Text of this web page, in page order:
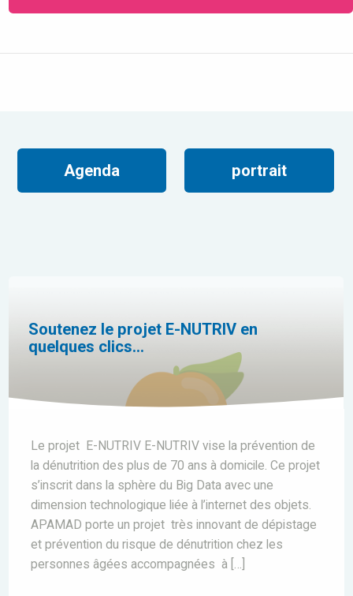
Agenda portrait
Soutenez le projet E-NUTRIV en
quelques clics…
Le projet E-NUTRIV E-NUTRIV vise la prévention de
la dénutrition des plus de 70 ans à domicile. Ce projet
s’inscrit dans la sphère du Big Data avec une
dimension technologique liée à l’internet des objets.
APAMAD porte un projet très innovant de dépistage
et prévention du risque de dénutrition chez les
personnes âgées accompagnées à […]